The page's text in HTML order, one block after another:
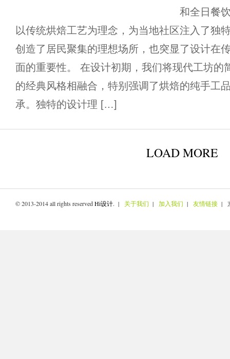
和全日餐
以传统烘焙工艺为理念，为当地社区注入了独
创造了居民聚集的理想场所，也突显了设计在
面的重要性。 在设计初期，我们将现代工坊的
的经典风格相融合，特别强调了烘焙的纯手工
承。独特的设计理 […]
LOAD MORE
© 2013-2014 all rights reservedHi设计. | 关于我们 | 加入我们 | 友情链接 |